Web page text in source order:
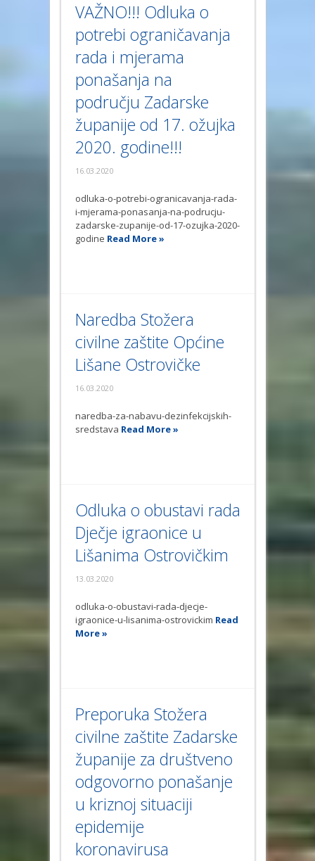
VAŽNO!!! Odluka o
potrebi ograničavanja
rada i mjerama
ponašanja na
području Zadarske
županije od 17. ožujka
2020. godine!!!
16.03.2020
odluka-o-potrebi-ogranicavanja-rada-
i-mjerama-ponasanja-na-podrucju-
zadarske-zupanije-od-17-ozujka-2020-
godine Read More »
Naredba Stožera
civilne zaštite Općine
Lišane Ostrovičke
16.03.2020
naredba-za-nabavu-dezinfekcijskih-
sredstava Read More »
Odluka o obustavi rada
Dječje igraonice u
Lišanima Ostrovičkim
13.03.2020
odluka-o-obustavi-rada-djecje-
igraonice-u-lisanima-ostrovickim Read
More »
Preporuka Stožera
civilne zaštite Zadarske
županije za društveno
odgovorno ponašanje
u kriznoj situaciji
epidemije
koronavirusa